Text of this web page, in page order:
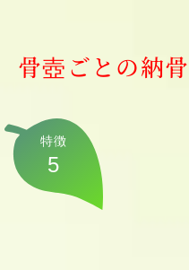
骨壺ごとの納骨
特徴
5